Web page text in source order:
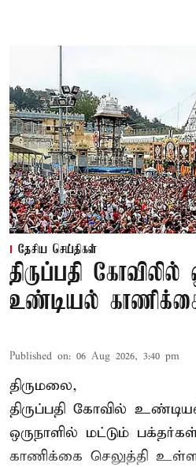
தேசிய செய்திகள்
திருப்பதி கோவிலில்
உண்டியல்
Published on: 06 Aug 2026, 3:40 pm
திருமலை,
திருப்பதி கோவில்
ஒருநாளில் மட்டும்
காணிக்கை செலுத்தி